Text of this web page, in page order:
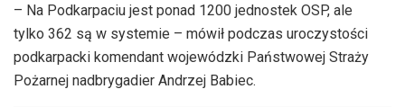
– Na Podkarpaciu jest ponad 1200 jednostek OSP, ale
tylko 362 są w systemie – mówił podczas uroczystości
podkarpacki komendant wojewódzki Państwowej Straży
Pożarnej nadbrygadier Andrzej Babiec.